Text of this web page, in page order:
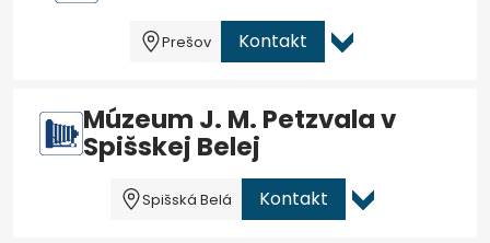
Prešov Kontakt
Múzeum J. M. Petzvala v
Spišskej Belej
Spišská Belá Kontakt